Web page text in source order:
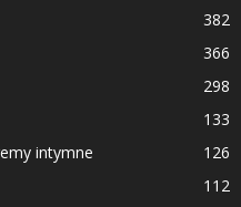
382
366
298
133
intymne
126
112